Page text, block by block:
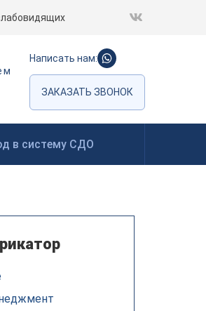
Написать нам:
ЗАКАЗАТЬ ЗВОНОК
в систему СДО